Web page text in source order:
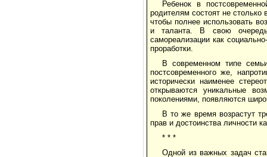
Ребенок в
родителям состоят не
чтобы полнее использовать
и таланта. В свою
самореализации как
проработки.
В современном типе
постсовременного же,
исторически наименее
открываются уникальные
поколениями, появляются
В то же время возрастут
прав и достоинства личности
* * *
Одной из важных задач